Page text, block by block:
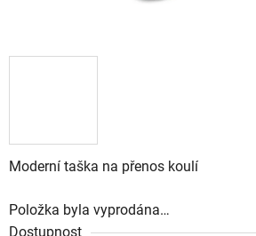
Moderní taška na přenos koulí
Položka byla vyprodána…
Dostupnost